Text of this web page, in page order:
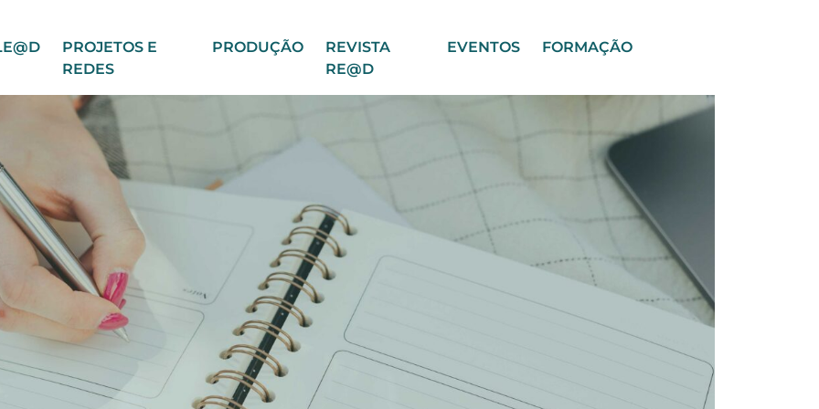
PROJETOS E
REDES
PRODUÇÃO
REVISTA
RE@D
EVENTOS FORMAÇÃO